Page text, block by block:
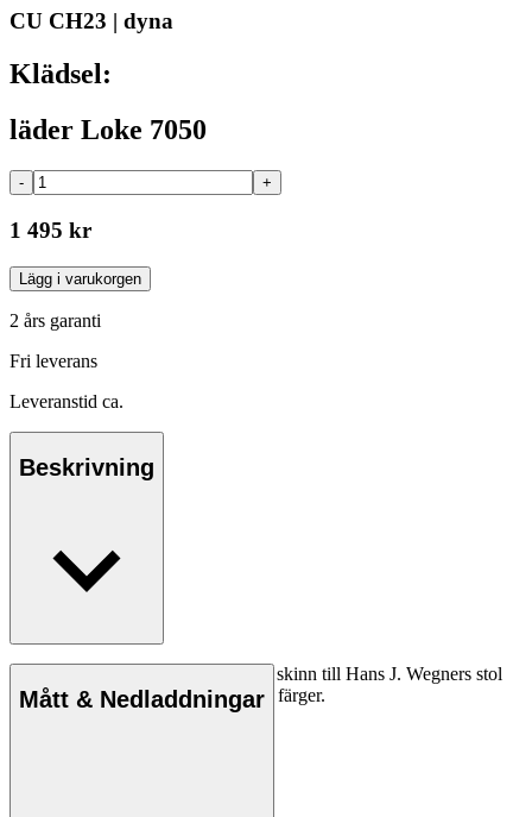
CU CH23 | dyna
Klädsel:
läder Loke 7050
- +
1 495 kr
Lägg i varukorgen
2 års garanti
Fri leverans
Leveranstid ca.
Beskrivning
Carl Hansen & Søns originaldyna i skinn till Hans J. Wegners stol
CH23 från 1950. Finns i flera olika färger.
Mått & Nedladdningar